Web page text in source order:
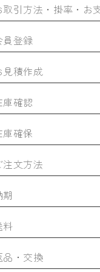
取引方法・掛率・お
員登録
見積作成
庫確認
庫確保
注文方法
期
料
品・交換